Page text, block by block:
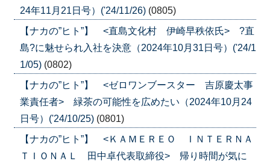
24年11月21日号）('24/11/26) (0805)
【ナカの”ヒト”】 <直島文化村 伊崎早秩依氏> ?直
島?に魅せられ入社を決意（2024年10月31日号）('24/1
1/05) (0802)
【ナカの”ヒト”】 <ゼロワンブースター 吉原慶太事
業責任者> 緑茶の可能性を広めたい（2024年10月24
日号）('24/10/25) (0801)
【ナカの”ヒト”】 <ＫＡＭＥＲＥＯ ＩＮＴＥＲＮＡ
ＴＩＯＮＡＬ 田中卓代表取締役> 帰り時間が気に